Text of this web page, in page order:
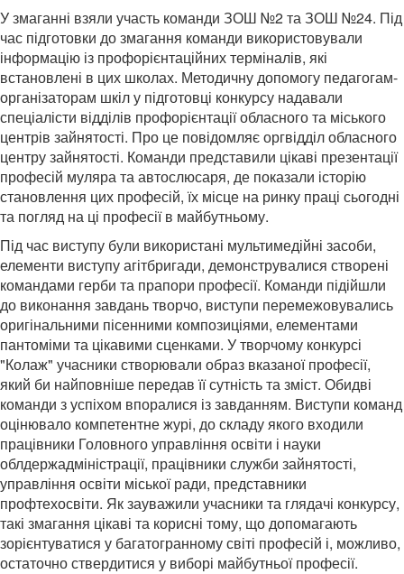
У змаганні взяли участь команди ЗОШ №2 та ЗОШ №24. Під
час підготовки до змагання команди використовували
інформацію із профорієнтаційних терміналів, які
встановлені в цих школах. Методичну допомогу педагогам-
організаторам шкіл у підготовці конкурсу надавали
спеціалісти відділів профорієнтації обласного та міського
центрів зайнятості. Про це повідомляє оргвідділ обласного
центру зайнятості. Команди представили цікаві презентації
професій муляра та автослюсаря, де показали історію
становлення цих професій, їх місце на ринку праці сьогодні
та погляд на ці професії в майбутньому.
Під час виступу були використані мультимедійні засоби,
елементи виступу агітбригади, демонструвалися створені
командами герби та прапори професії. Команди підійшли
до виконання завдань творчо, виступи перемежовувались
оригінальними пісенними композиціями, елементами
пантоміми та цікавими сценками. У творчому конкурсі
"Колаж" учасники створювали образ вказаної професії,
який би найповніше передав її сутність та зміст. Обидві
команди з успіхом впоралися із завданням. Виступи команд
оцінювало компетентне журі, до складу якого входили
працівники Головного управління освіти і науки
облдержадміністрації, працівники служби зайнятості,
управління освіти міської ради, представники
профтехосвіти. Як зауважили учасники та глядачі конкурсу,
такі змагання цікаві та корисні тому, що допомагають
зорієнтуватися у багатогранному світі професій і, можливо,
остаточно ствердитися у виборі майбутньої професії.